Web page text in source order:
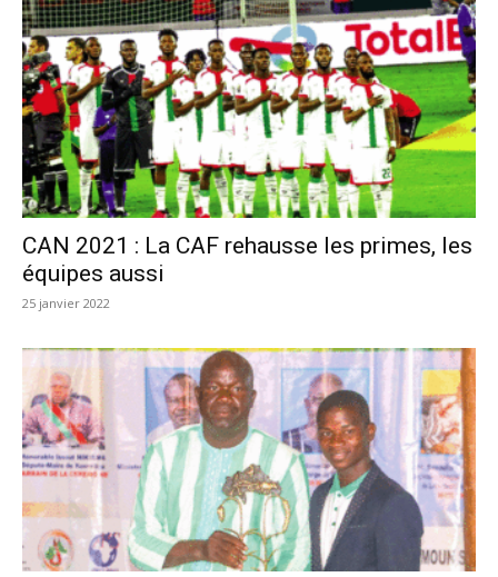
CAN 2021 : La CAF rehausse les primes, les
équipes aussi
25 janvier 2022